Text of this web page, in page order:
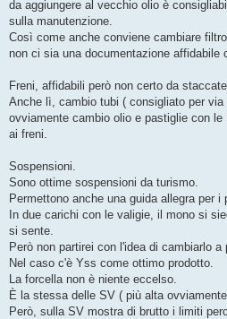
da aggiungere al vecchio olio è
sulla manutenzione.
Così come anche conviene cambiare
non ci sia una documentazione affidabile
Freni, affidabili però non certo da
Anche lì, cambio tubi ( consigliato per via
ovviamente cambio olio e pastiglie con
ai freni.
Sospensioni.
Sono ottime sospensioni da turismo.
Permettono anche una guida allegra per i
In due carichi con le valigie, il mono si
si sente.
Però non partirei con l'idea di cambiarlo a
Nel caso c'è Yss come ottimo prodotto.
La forcella non è niente eccelso.
È la stessa delle SV ( più alta
Però, sulla SV mostra di brutto i limiti